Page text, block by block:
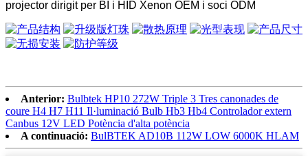
projector dirigit per BI i HID Xenon OEM i soci ODM
Anterior: Bulbtek HP10 272W Triple 3 Tres canonades de
coure H4 H7 H11 Il·luminació Bulb Hb3 Hb4 Controlador extern
Canbus 12V LED Potència d'alta potència
A continuació: BulBTEK AD10B 112W LOW 6000K HLAM